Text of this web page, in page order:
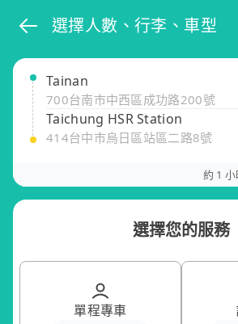
選擇人數、行李、車型
Tainan
700台南市中西區成功路200號
Taichung HSR Station
414台中市烏日區站區二路8號
約 1
選擇您的服務
單程專車